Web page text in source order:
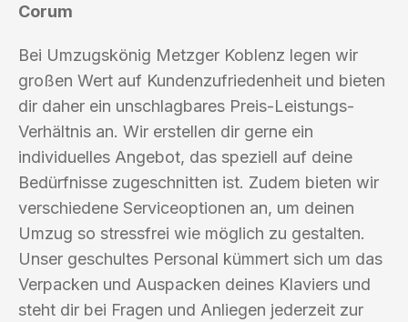
Corum
Bei Umzugskönig Metzger Koblenz legen wir
großen Wert auf Kundenzufriedenheit und bieten
dir daher ein unschlagbares Preis-Leistungs-
Verhältnis an. Wir erstellen dir gerne ein
individuelles Angebot, das speziell auf deine
Bedürfnisse zugeschnitten ist. Zudem bieten wir
verschiedene Serviceoptionen an, um deinen
Umzug so stressfrei wie möglich zu gestalten.
Unser geschultes Personal kümmert sich um das
Verpacken und Auspacken deines Klaviers und
steht dir bei Fragen und Anliegen jederzeit zur